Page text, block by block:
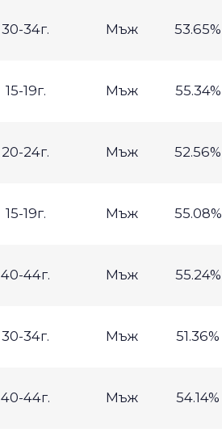
30-34г. Мъж 53.65%
15-19г. Мъж 55.34%
20-24г. Мъж 52.56%
15-19г. Мъж 55.08%
40-44г. Мъж 55.24%
30-34г. Мъж 51.36%
40-44г. Мъж 54.14%